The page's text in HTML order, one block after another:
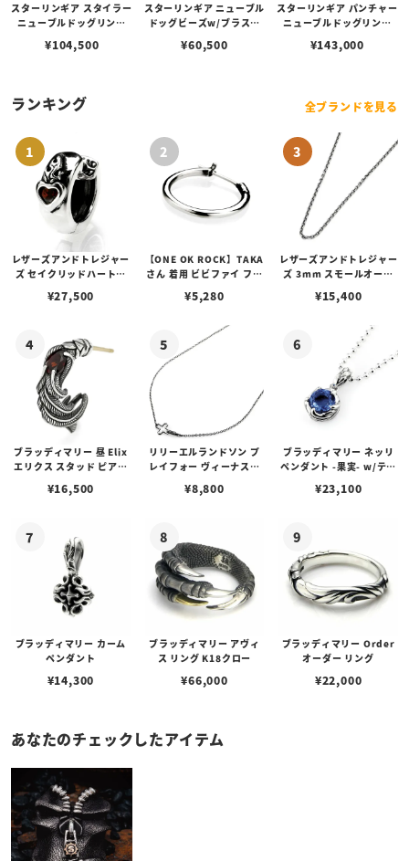
スターリンギア スタイラー
ニューブルドッグリング
¥104,500
スターリンギア ニューブル
ドッグビーズw/ブラスシ
¥60,500
スターリンギア パンチャー
ニューブルドッグリング
¥143,000
ランキング 全ブランドを見る
レザーズアンドトレジャー
ズ セイクリッドハートピ
¥27,500
【ONE OK ROCK】TAKA
さん 着用 ビビファイ フー
¥5,280
レザーズアンドトレジャー
ズ 3mm スモールオーバ
ブスタークラスプ＆LTロ
¥15,400
ブラッディマリー 昼 Elix
エリクス スタッド ピアス
¥16,500
リリーエルランドソン プ
レイフォー ヴィーナスチ
¥8,800
ブラッディマリー ネッリ
ペンダント -果実- w/ティ
¥23,100
ブラッディマリー カーム
ペンダント
¥14,300
ブラッディマリー アヴィ
ス リング K18クロー
¥66,000
ブラッディマリー Order
オーダー リング
¥22,000
あなたのチェックしたアイテム